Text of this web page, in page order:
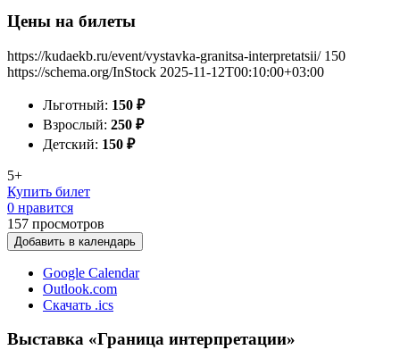
Цены на билеты
https://kudaekb.ru/event/vystavka-granitsa-interpretatsii/ 150
https://schema.org/InStock 2025-11-12T00:10:00+03:00
Льготный: 150 ₽
Взрослый: 250 ₽
Детский: 150 ₽
5+
Купить билет
0 нравится
157 просмотров
Добавить в календарь
Google Calendar
Outlook.com
Скачать .ics
Выставка «Граница интерпретации»